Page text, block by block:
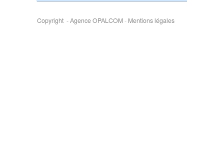
Copyright - Agence OPALCOM- Mentions légales